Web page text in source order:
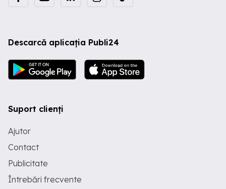
Descarcă aplicația Publi24
Suport clienți
Ajutor
Contact
Publicitate
Întrebări frecvente